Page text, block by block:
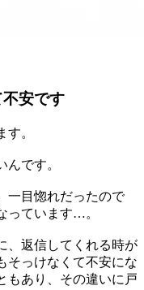
安です
。
です。
一目惚れだったので
っています…。
、返信してくれる時が
そっけなくて不安にな
もあり、その違いに戸